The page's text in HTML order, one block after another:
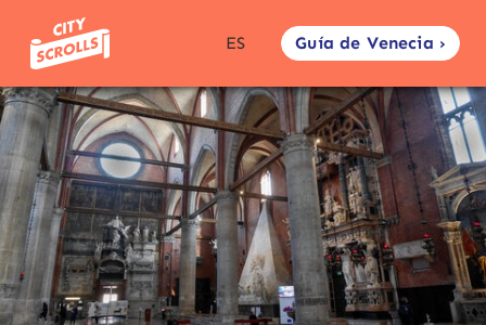
ES Guía de Venecia ›